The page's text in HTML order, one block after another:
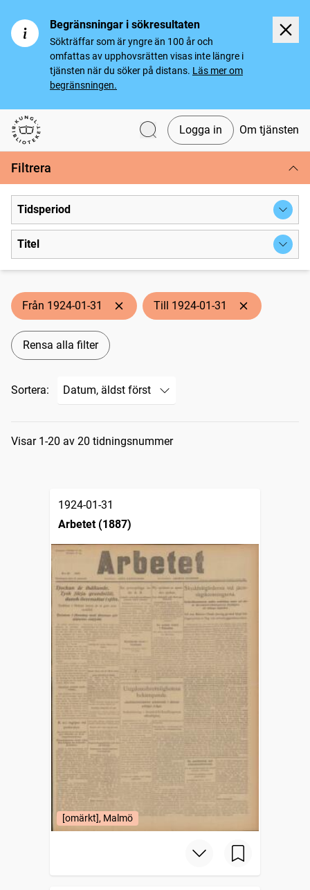
Begränsningar i sökresultaten
Sökträffar som är yngre än 100 år och
omfattas av upphovsrätten visas inte längre i
tjänsten när du söker på distans. Läs mer om
begränsningen.
Svenska tidningar
Logga in Om tjänsten
Filtrera
Tidsperiod
Titel
Från 1924-01-31 Till 1924-01-31
Rensa alla filter
Sortera:
Sökresultat
Visar 1-20 av 20 tidningsnummer
1924-01-31
Arbetet (1887)
[omärkt], Malmö